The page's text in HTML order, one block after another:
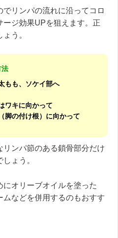
リンパの流れに沿ってコロ
ージ効果UPを狙えます。正
う。
法
もも、ソケイ部へ
ワキに向かって
脚の付け根）に向かって
ンパ節のある鎖骨部分だけ
ょう。
にオリーブオイルを塗った
ムなどを併用するのもおすす